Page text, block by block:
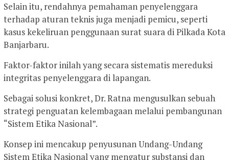
Selain itu, rendahnya pemahaman penyelenggara
terhadap aturan teknis juga menjadi pemicu, seperti
kasus kekeliruan penggunaan surat suara di Pilkada Kota
Banjarbaru.
Faktor-faktor inilah yang secara sistematis mereduksi
integritas penyelenggara di lapangan.
Sebagai solusi konkret, Dr. Ratna mengusulkan sebuah
strategi penguatan kelembagaan melalui pembangunan
“Sistem Etika Nasional”.
Konsep ini mencakup penyusunan Undang-Undang
Sistem Etika Nasional yang mengatur substansi dan